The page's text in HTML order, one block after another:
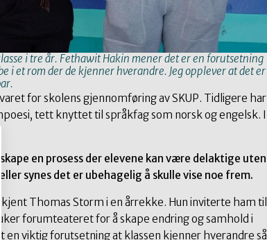
i tre år. Fethawit Hakin mener det er en forutsetning
i et rom der de kjenner hverandre. Jeg opplever at det er
for skolens gjennomføring av SKUP. Tidligere har
tett knyttet til språkfag som norsk og engelsk. I
en prosess der elevene kan være delaktige uten
synes det er ubehagelig å skulle vise noe frem.
Thomas Storm i en årrekke. Hun inviterte ham til
forumteateret for å skape endring og samhold i
en viktig forutsetning at klassen kjenner hverandre så